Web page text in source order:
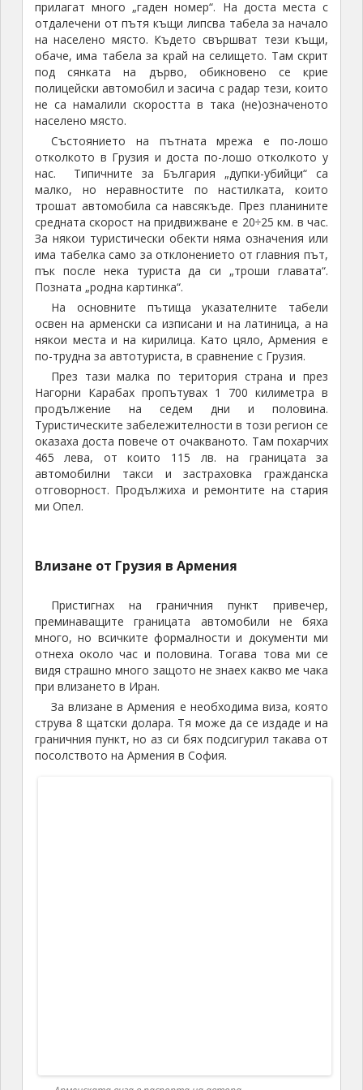
Арменската виза в паспорта на автора
След бързата паспортна проверка започна
оформянето на документите за колата. Първо се
наредих на опашка, където трябваше да ми
изчислят какви такси да платя за автомобила. С
един руснак си чакахме реда, но нахални грузински
шофьори на камиони започнаха да ни пререждат
като обясняваха, че са си платили таксата и трябва
само да подадат бележката с документите. След
4÷5минути такова пререждане „ми писна“ и се
разкращях на грузинските шофьори, че са нахални и
стреснаха и застанаха на реда, а арменския
чиновник се почувства засегнат, че един чужденец
себе си, че мога толкова добре да се карам на
руски език. Следваше отиване до банковия офис,
обмяна на валута, плащане на таксите и връщане
при чиновниците за оформяне на документите за
лекия автомобил. После дълго писане на
застраховката гражданска отговорност и лепенето
на стикер на предното стъкло.
Вече се беше почти стъмнило, няколко
километра след границата отбих от главния път и
си намерих спокойно място за нощувка. Първата ми